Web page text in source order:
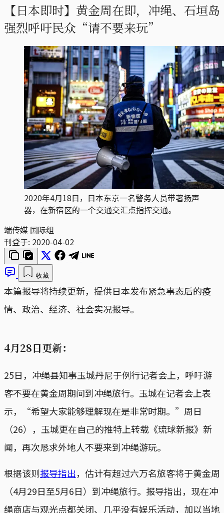
【日本即时】黄金周在即，冲绳、石垣岛
强烈呼吁民众“请不要来玩”
2020年4月18日，日本东京一名警务人员带著扬声
器，在新宿区的一个交通交汇点指挥交通。
端传媒 国际组
刊登于: 2020-04-02
收藏
本篇报导将持续更新，提供日本发布紧急事态后的疫
情、政治、经济、社会实况报导。
4月28日更新：
25日，冲绳县知事玉城丹尼于例行记者会上，呼吁游
客不要在黄金周期间到冲绳旅行。玉城在记者会上表
示，“希望大家能够理解现在是非常时期。”周日
（26），玉城更在自己的推特上转载《琉球新报》新
闻，再次恳求外地人不要来到冲绳游玩。
根据该则报导指出，估计有超过六万名旅客将于黄金周
（4月29日至5月6日）到冲绳旅行。报导指出，现在冲
绳商店与观光点都关闭、几乎没有娱乐活动，加以当地